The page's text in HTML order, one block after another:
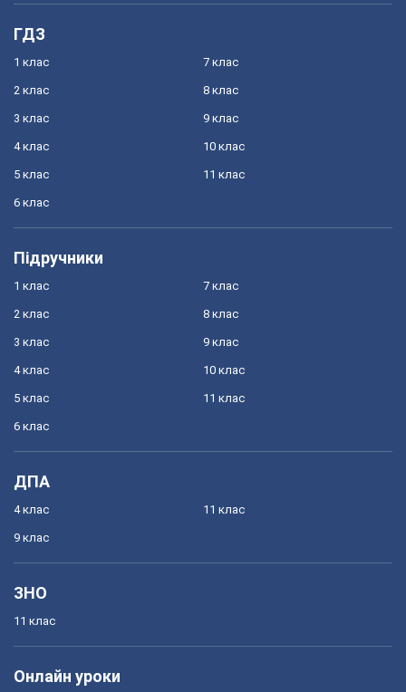
ГДЗ
1 клас
2 клас
3 клас
4 клас
5 клас
6 клас
7 клас
8 клас
9 клас
10 клас
11 клас
Підручники
1 клас
2 клас
3 клас
4 клас
5 клас
6 клас
7 клас
8 клас
9 клас
10 клас
11 клас
ДПА
4 клас
9 клас
11 клас
ЗНО
11 клас
Онлайн уроки